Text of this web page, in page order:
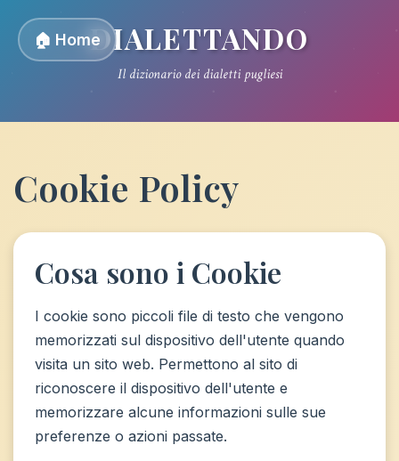
🏠 HomeDIALETTANDO
Il dizionario dei dialetti pugliesi
Cookie Policy
Cosa sono i Cookie
I cookie sono piccoli file di testo che vengono
memorizzati sul dispositivo dell'utente quando
visita un sito web. Permettono al sito di
riconoscere il dispositivo dell'utente e
memorizzare alcune informazioni sulle sue
preferenze o azioni passate.